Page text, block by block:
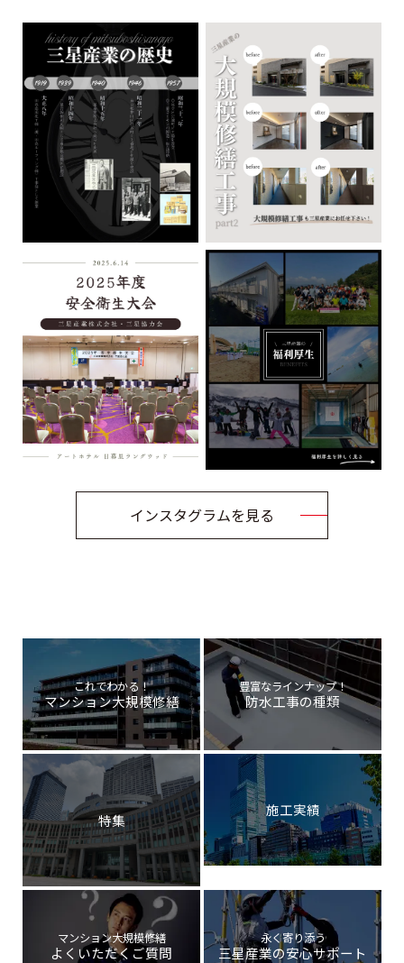
インスタグラムを見る
これでわかる！
マンション大規模修繕
豊富なラインナップ！
防水工事の種類
特集
施工実績
マンション大規模修繕
よくいただくご質問
永く寄り添う
三星産業の安心サポート